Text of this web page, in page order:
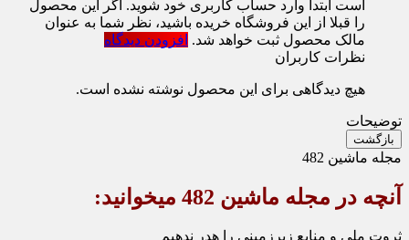
است ابتدا وارد حساب کاربری خود شوید. اگر این محصول
را قبلا از این فروشگاه خریده باشید، نظر شما به عنوان
مالک محصول ثبت خواهد شد. افزودن دیدگاه
نظرات کاربران
هیچ دیدگاهی برای این محصول نوشته نشده است.
توضیحات
بازگشت
مجله ماشین 482
آنچه در مجله ماشین 482 می‏خوانید:
ثروت ملی و منابع زیرزمینی را هدر ندهیم